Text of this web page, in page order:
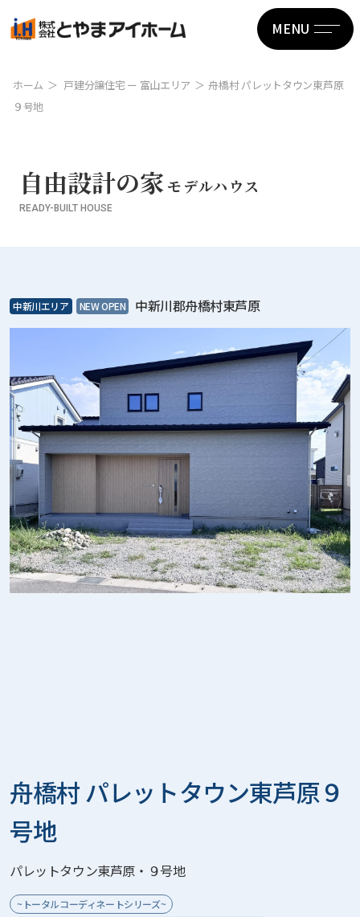
MENU
ホーム 戸建分譲住宅 ー 富山エリア
舟橋村 パレットタウン東芦原
９号地
自由設計の家モデルハウス
READY-BUILT HOUSE
中新川エリア NEW OPEN 中新川郡舟橋村東芦原
舟橋村 パレットタウン東芦原９
号地
パレットタウン東芦原 ・９号地
~トータルコーディネートシリーズ~